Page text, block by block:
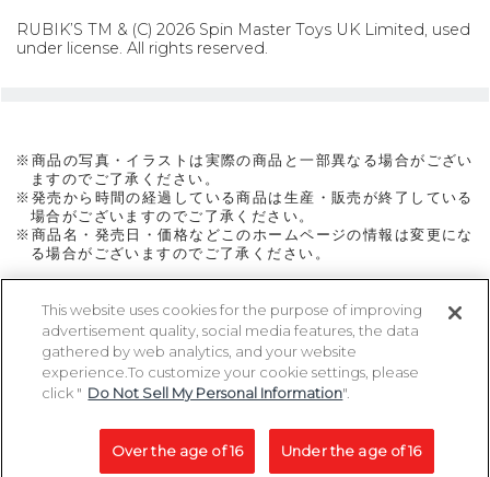
RUBIK’S TM & (C) 2026 Spin Master Toys UK Limited, used
under license. All rights reserved.
※商品の写真・イラストは実際の商品と一部異なる場合がござい
ますのでご了承ください。
※発売から時間の経過している商品は生産・販売が終了している
場合がございますのでご了承ください。
※商品名・発売日・価格などこのホームページの情報は変更にな
る場合がございますのでご了承ください。
ページトップに戻る
Copyright 2005-2026 MegaHouse Corporation. All rights reserved.
All other products are trademarks or registed of their respective owners.
This website uses cookies for the purpose of improving
advertisement quality, social media features, the data
gathered by web analytics, and your website
experience.To customize your cookie settings, please
click " Do Not Sell My Personal Information".
Under the age of 16
Over the age of 16